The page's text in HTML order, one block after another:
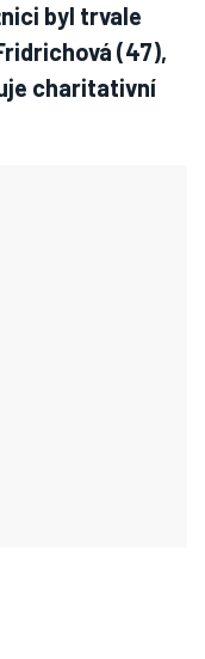
byl trvale
(47),
charitativní